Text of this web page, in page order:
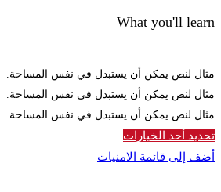
What you'll learn
مثال لنص يمكن أن يستبدل في نفس المساحة.
مثال لنص يمكن أن يستبدل في نفس المساحة.
مثال لنص يمكن أن يستبدل في نفس المساحة.
تحديد أحد الخيارات
أضف إلى قائمة الامنيات